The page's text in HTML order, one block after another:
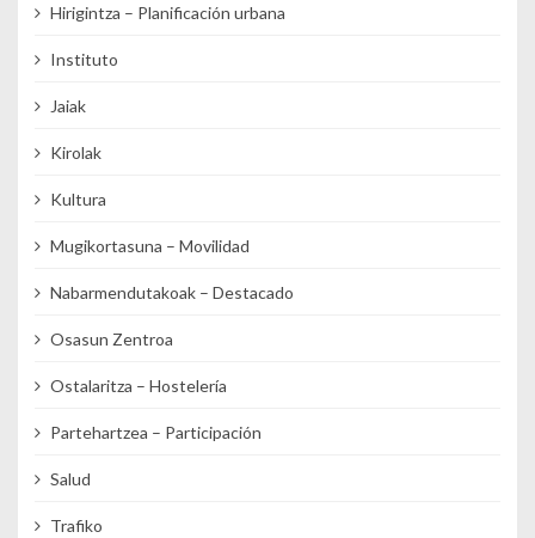
Hirigintza – Planificación urbana
Instituto
Jaiak
Kirolak
Kultura
Mugikortasuna – Movilidad
Nabarmendutakoak – Destacado
Osasun Zentroa
Ostalaritza – Hostelería
Partehartzea – Participación
Salud
Trafiko